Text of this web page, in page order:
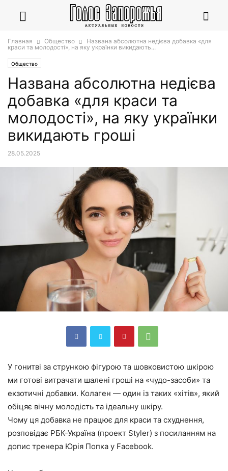
Главная Общество
Названа абсолютна недієва добавка «для
краси та молодості», на яку українки викидають...
Общество
Названа абсолютна недієва
добавка «для краси та
молодості», на яку українки
викидають гроші
28.05.2025
У гонитві за стрункою фігурою та шовковистою шкірою
ми готові витрачати шалені гроші на «чудо-засоби» та
екзотичні добавки. Колаген — один із таких «хітів», який
обіцяє вічну молодість та ідеальну шкіру.
Чому ця добавка не працює для краси та схуднення,
розповідає РБК-Україна (проект Styler) з посиланням на
допис тренера Юрія Попка у Facebook.